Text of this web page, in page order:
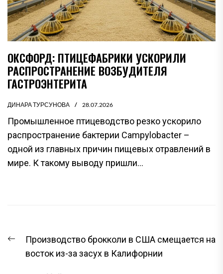
ОКСФОРД: ПТИЦЕФАБРИКИ УСКОРИЛИ
РАСПРОСТРАНЕНИЕ ВОЗБУДИТЕЛЯ
ГАСТРОЭНТЕРИТА
ДИНАРА ТУРСУНОВА 28.07.2026
Промышленное птицеводство резко ускорило
распространение бактерии Campylobacter –
одной из главных причин пищевых отравлений в
мире. К такому выводу пришли...
ПО
ЗАПИСЯМ
Предыдущая
запись:
Производство брокколи в США смещается на
восток из-за засух в Калифорнии